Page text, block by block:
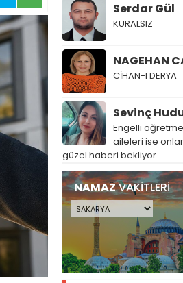
Serdar Gül
KURALSIZ
NAGEHAN
CİHAN-I DERYA
Sevinç
Engelli
aileleri ise
güzel haberi bekliyor...
NAMAZVAKİTLERİ